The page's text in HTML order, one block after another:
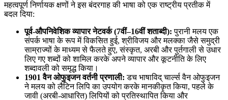
महत्वपूर्ण निर्णायक क्षणों ने इस बंदरगाह की भाषा को एक राष्ट्रीय प्रतीक में
बदल दिया:
पूर्व-औपनिवेशिक व्यापार नेटवर्क (7वीं–16वीं शताब्दी): पुरानी मलय एक
संपर्क भाषा के रूप में विकसित हुई, श्रीविजय और मलक्का जैसे समुद्री
साम्राज्यों के माध्यम से फैलते हुए, संस्कृत, अरबी और पुर्तगाली से उधार
लिए गए शब्दों को शामिल करके अपने व्यापार और कूटनीति के लिए
शब्दावली को समृद्ध किया।
1901 वैन ओफुइजन वर्तनी प्रणाली: डच भाषाविद् चार्ल्स वैन ओफुइजन
ने मलय को लैटिन लिपि का उपयोग करके मानकीकृत किया, पहले के
जावी (अरबी-आधारित) लिपियों को प्रतिस्थापित किया और